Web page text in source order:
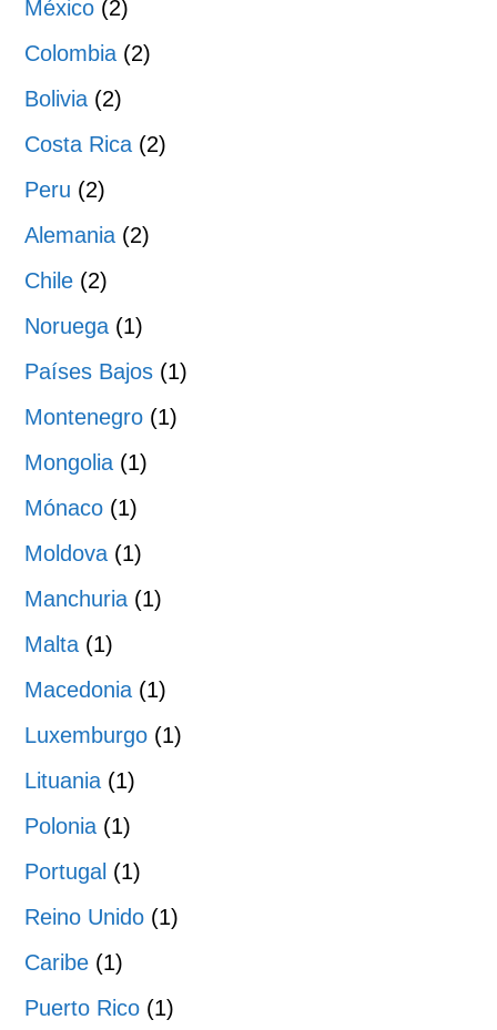
México (2)
Colombia (2)
Bolivia (2)
Costa Rica (2)
Peru (2)
Alemania (2)
Chile (2)
Noruega (1)
Países Bajos (1)
Montenegro (1)
Mongolia (1)
Mónaco (1)
Moldova (1)
Manchuria (1)
Malta (1)
Macedonia (1)
Luxemburgo (1)
Lituania (1)
Polonia (1)
Portugal (1)
Reino Unido (1)
Caribe (1)
Puerto Rico (1)